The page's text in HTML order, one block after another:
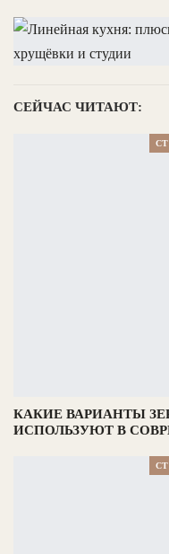
СЕЙЧАС ЧИТАЮТ:
КАКИЕ ВАРИАНТЫ
ИСПОЛЬЗУЮТ В